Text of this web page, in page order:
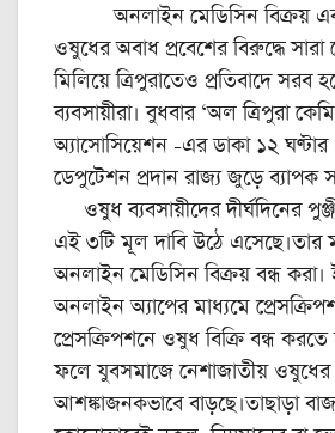
অনলাইন মেডিসিন বিক্রয়
ওষুধের অবাধ প্রবেশের বিরুদ্ধে
মিলিয়ে ত্রিপুরাতেও প্রতিবাদে সরব
ব্যবসায়ীরা। বুধবার ‘অল ত্রিপুরা
অ্যাসোসিয়েশন -এর ডাকা ১২
ডেপুটেশন প্রদান রাজ্য জুড়ে ব্যাপক
ওষুধ ব্যবসায়ীদের দীর্ঘদিনের
এই ৩টি মূল দাবি উঠে এসেছে।তার
অনলাইন মেডিসিন বিক্রয় বন্ধ করা।
অনলাইন অ্যাপের মাধ্যমে
প্রেসক্রিপশনে ওষুধ বিক্রি বন্ধ
ফলে যুবসমাজে নেশাজাতীয় ওষুধের
আশঙ্কাজনকভাবে বাড়ছে।তাছাড়া